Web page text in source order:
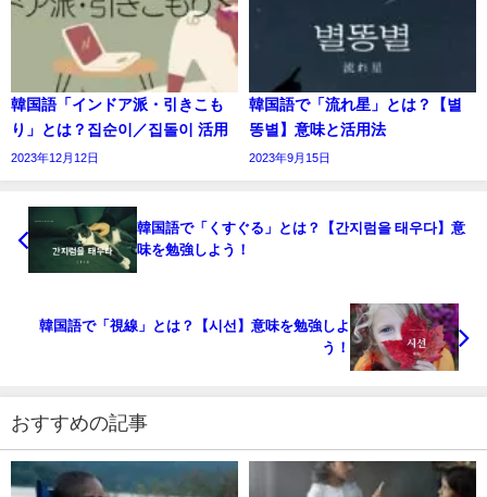
韓国語「インドア派・引きこも
り」とは？집순이／집돌이 活用
2023年12月12日
韓国語で「流れ星」とは？【별
똥별】意味と活用法
2023年9月15日
韓国語で「くすぐる」とは？【간지럼을 태우다】意
味を勉強しよう！
韓国語で「視線」とは？【시선】意味を勉強しよ
う！
おすすめの記事